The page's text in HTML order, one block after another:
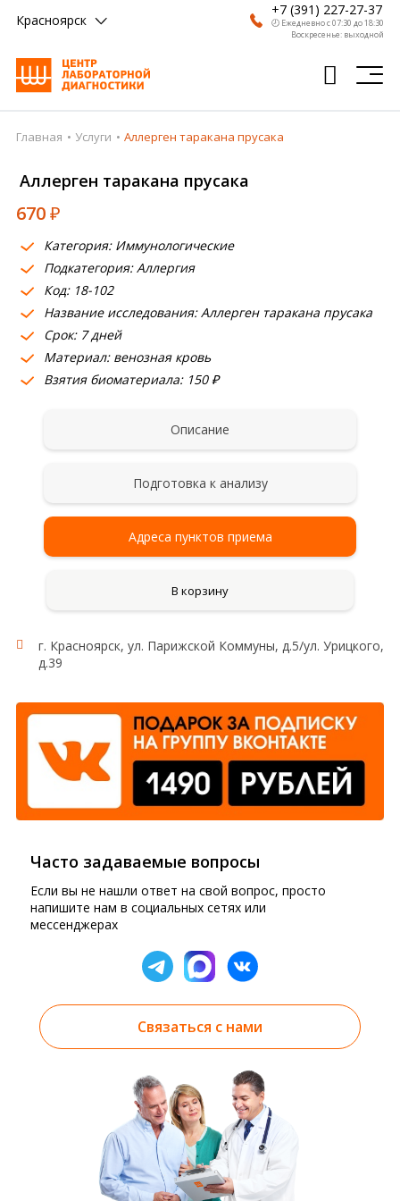
Красноярск
+7 (391) 227-27-37
🕗 Ежедневно с 07:30 до 18:30
Воскресенье: выходной
Главная
Анализы
Врачи
Получить результат
Пациентам
О компании
Где сдать
Главная Услуги Аллерген таракана прусака
Аллерген таракана прусака
670₽
Категория: Иммунологические
Подкатегория: Аллергия
Код: 18-102
Название исследования: Аллерген таракана прусака
Срок: 7 дней
Материал: венозная кровь
Взятия биоматериала: 150 ₽
Описание
Подготовка к анализу
Адреса пунктов приема
В корзину
г. Красноярск, ул. Парижской Коммуны, д.5/ул. Урицкого,
д.39
Часто задаваемые вопросы
Если вы не нашли ответ на свой вопрос, просто
напишите нам в социальных сетях или
мессенджерах
Связаться с нами